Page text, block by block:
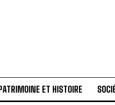
ET HISTOIRE